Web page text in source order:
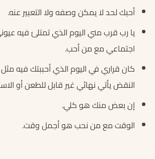
أحبك لحد لا يمكن وصفه ولا التعبير عنه.
يا رب قرب مني اليوم الذي تمتلئ فيه
اجتماعي مع من أحب.
كان قراري في اليوم الذي أحببتك فيه
النقض يأتي نهائي غير قابل للطعن أو
إن بعض منك هو كلي.
الوقت مع من نحب هو أجمل وقت.